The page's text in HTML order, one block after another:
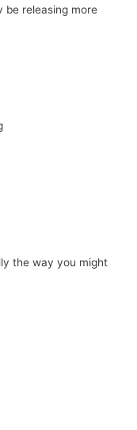
be releasing more
the way you might